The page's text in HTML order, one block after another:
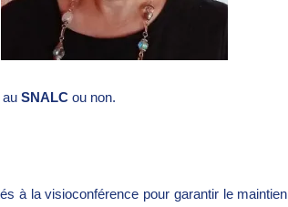
SNALC ou non.
à la visioconférence pour garantir le maintien